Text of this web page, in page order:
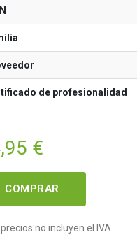
de profesionalidad
€
COMPRAR
no incluyen el IVA.